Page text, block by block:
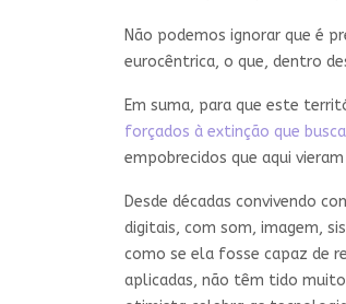
Não podemos ignorar que é
eurocêntrica, o que, dentro
Em suma, para que este
forçados à extinção que
empobrecidos que aqui
Desde décadas convivendo
digitais, com som, imagem,
como se ela fosse capaz de
aplicadas, não têm tido muito